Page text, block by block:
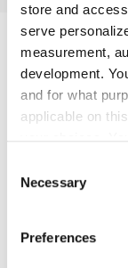
store and
serve
measurement,
development.
and for what
applicable on
the Privacy
Collect
Selection
Necessary
Preferences
Name
E-Mail